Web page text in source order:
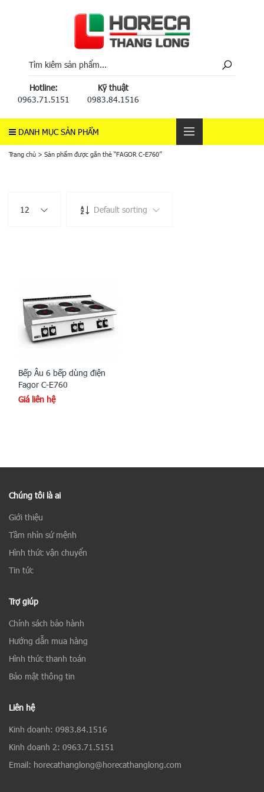
Hotline:
0963.71.5151
Kỹ thuật
0983.84.1516
DANH MỤC SẢN PHẨM
Trang chủ > Sản phẩm được gắn thẻ “FAGOR C-E760”
12 Default sorting
Bếp Âu 6 bếp dùng điện
Fagor C-E760
Giá liên hệ
Chúng tôi là ai
Giới thiệu
Tầm nhìn sứ mệnh
Hình thức vận chuyển
Tin tức
Trợ giúp
Chính sách bảo hành
Hướng dẫn mua hàng
Hình thức thanh toán
Bảo mật thông tin
Liên hệ
Kinh doanh: 0983.84.1516
Kinh doanh 2: 0963.71.5151
Email: horecathanglong@horecathanglong.com